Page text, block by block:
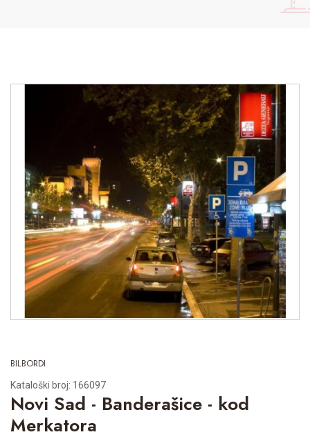
BILBORDI
Kataloški broj: 166097
Novi Sad - Banderašice - kod
Merkatora